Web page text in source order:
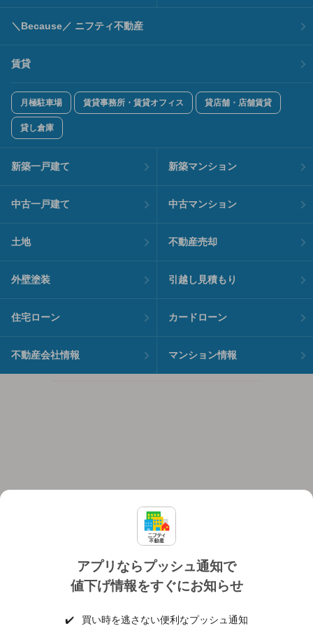
アプリならプッシュ通知で
値下げ情報をすぐにお知らせ
✔️ 買い時を逃さない便利なプッシュ通知
＼Because／ ニフティ不動産
賃貸
月極駐車場 賃貸事務所・賃貸オフィス 貸店舗・店舗賃貸
貸し倉庫
新築一戸建て 新築マンション
中古一戸建て 中古マンション
土地 不動産売却
外壁塗装 引越し見積もり
住宅ローン カードローン
不動産会社情報 マンション情報
個人情報保護ポリシー 利用規約
ヘルプ・お問い合わせ 採用情報